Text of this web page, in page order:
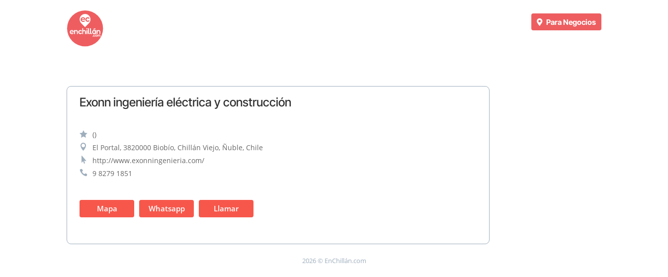
Para Negocios
Exonn ingeniería eléctrica y construcción
 ()
 El Portal, 3820000 Biobío, Chillán Viejo, Ñuble, Chile
 http://www.exonningenieria.com/
 9 8279 1851
Mapa Whatsapp Llamar
2026 © EnChillán.com